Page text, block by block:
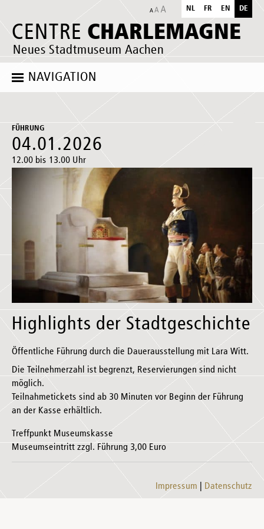
CENTRE CHARLEMAGNE
Neues Stadtmuseum Aachen
NL FR EN DE
NAVIGATION
FÜHRUNG
04.01.2026
12.00 bis 13.00 Uhr
Highlights der Stadtgeschichte
Öffentliche Führung durch die Dauerausstellung mit Lara Witt.
Die Teilnehmerzahl ist begrenzt, Reservierungen sind nicht
möglich.
Teilnahmetickets sind ab 30 Minuten vor Beginn der Führung
an der Kasse erhältlich.
Treffpunkt Museumskasse
Museumseintritt zzgl. Führung 3,00 Euro
Impressum Datenschutz